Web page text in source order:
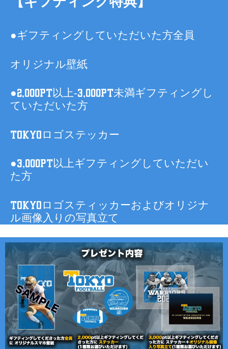
●ギフティングしていただいた方全員
オリジナル壁紙
●2,000pt以上-3,000pt未満ギフティングし
ていただいた方
TOKYOロゴステッカー
●3,000pt以上ギフティングしていただい
た方
TOKYOロゴスティッカーおよびオリジナ
ル画像入りの写真立て